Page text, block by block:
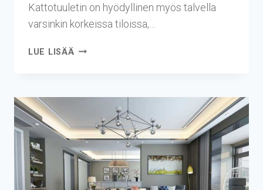
Kattotuuletin on hyödyllinen myös talvella
varsinkin korkeissa tiloissa,…
LUE LISÄÄ